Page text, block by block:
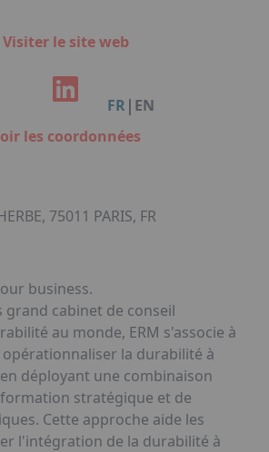
à Metz
Organisation de dîners / soirées de gala
Metz Evénements
Qui sommes-nous ?
Accéder au complexe
RSE
Facebook
FR | EN
Visiter le site web
les coordonnées
75011 PARIS, FR
business.
grand cabinet de conseil
au monde, ERM s'associe à
la durabilité à
déployant une combinaison
stratégique et de
Cette approche aide les
l'intégration de la durabilité à